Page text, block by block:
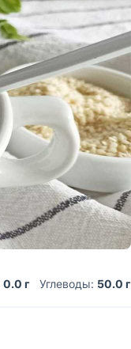
0.0 г Углеводы: 50.0 г